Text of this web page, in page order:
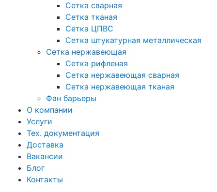
Сетка сварная
Сетка тканая
Сетка ЦПВС
Сетка штукатурная металлическая
Сетка нержавеющая
Сетка рифленая
Сетка нержавеющая сварная
Сетка нержавеющая тканая
Фан барьеры
О компании
Услуги
Тех. документация
Доставка
Вакансии
Блог
Контакты